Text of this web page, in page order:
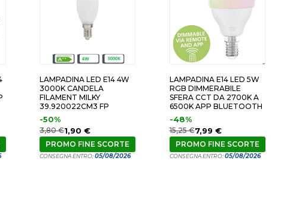
LAMPADINA LED E14 4W
3000K CANDELA
FILAMENT MILKY
39.920022CM3 FP
-50%
3,80 €1,90 €
PROMO FINE SCORTE
CONSEGNA ENTRO:05/08/2026
LAMPADINA E14 LED 5W
RGB DIMMERABILE
SFERA CCT DA 2700K A
6500K APP BLUETOOTH
-48%
15,25 €7,99 €
PROMO FINE SCORTE
CONSEGNA ENTRO:05/08/2026